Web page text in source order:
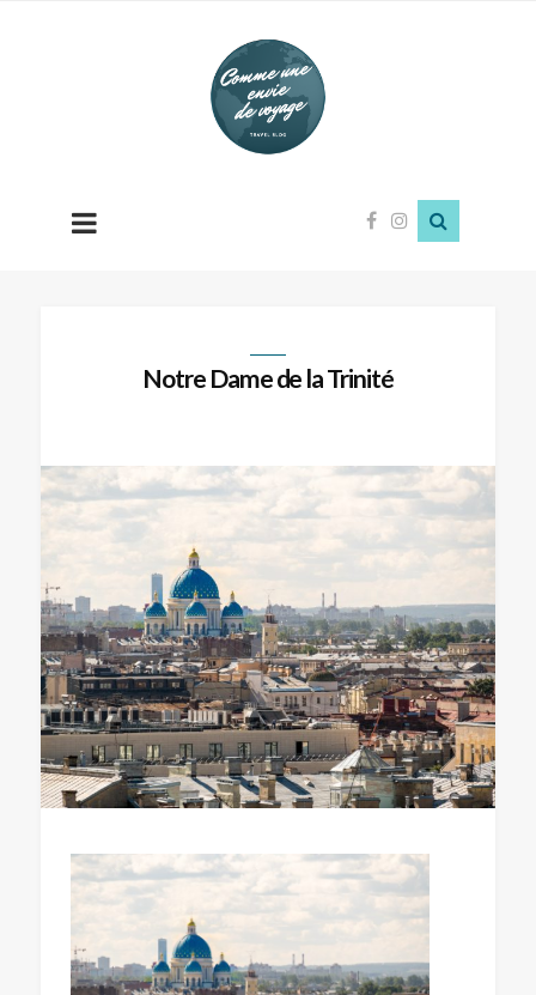
Comme
une
envie
de
Notre Dame de la Trinité